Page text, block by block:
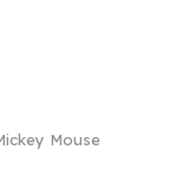
Mouse